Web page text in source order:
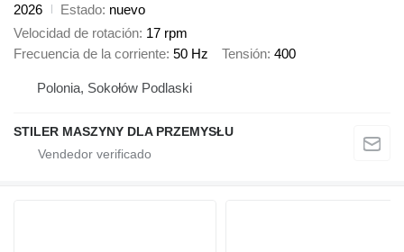
2026
Estado nuevo
Velocidad de rotación 17 rpm
Frecuencia de la corriente 50 Hz Tensión 400
Polonia, Sokołów Podlaski
STILER MASZYNY DLA PRZEMYSŁU